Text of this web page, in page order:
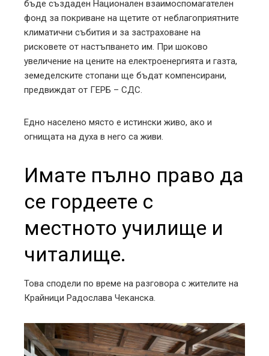
бъде създаден Национален взаимоспомагателен
фонд за покриване на щетите от неблагоприятните
климатични събития и за застраховане на
рисковете от настъпването им. При шоково
увеличение на цените на електроенергията и газта,
земеделските стопани ще бъдат компенсирани,
предвиждат от ГЕРБ – СДС.
Едно населено място е истински живо, ако и
огнищата на духа в него са живи.
Имате пълно право да
се гордеете с
местното училище и
читалище.
Това сподели по време на разговора с жителите на
Крайници Радослава Чеканска.